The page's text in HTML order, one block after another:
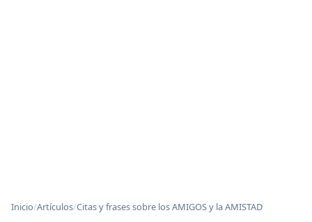
Inicio/Artículos/Citas y frases sobre los AMIGOS y la AMISTAD